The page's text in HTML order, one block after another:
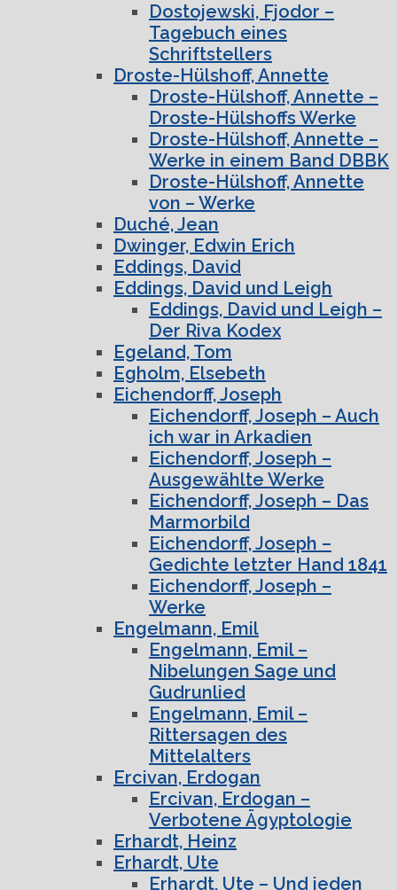
Dostojewski, Fjodor –
Tagebuch eines
Schriftstellers
Droste-Hülshoff, Annette
Droste-Hülshoff, Annette –
Droste-Hülshoffs Werke
Droste-Hülshoff, Annette –
Werke in einem Band DBBK
Droste-Hülshoff, Annette
von – Werke
Duché, Jean
Dwinger, Edwin Erich
Eddings, David
Eddings, David und Leigh
Eddings, David und Leigh –
Der Riva Kodex
Egeland, Tom
Egholm, Elsebeth
Eichendorff, Joseph
Eichendorff, Joseph – Auch
ich war in Arkadien
Eichendorff, Joseph –
Ausgewählte Werke
Eichendorff, Joseph – Das
Marmorbild
Eichendorff, Joseph –
Gedichte letzter Hand 1841
Eichendorff, Joseph –
Werke
Engelmann, Emil
Engelmann, Emil –
Nibelungen Sage und
Gudrunlied
Engelmann, Emil –
Rittersagen des
Mittelalters
Ercivan, Erdogan
Ercivan, Erdogan –
Verbotene Ägyptologie
Erhardt, Heinz
Erhardt, Ute
Erhardt, Ute – Und jeden